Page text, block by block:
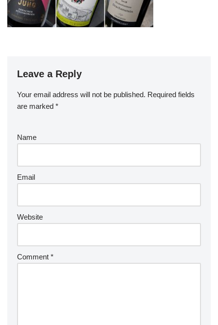
Leave a Reply
Your email address will not be published. Required fields
are marked *
Name
Email
Website
Comment *